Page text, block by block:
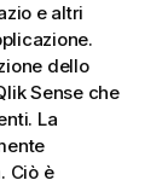
e altri
dello
Senseche
La
Ciò è